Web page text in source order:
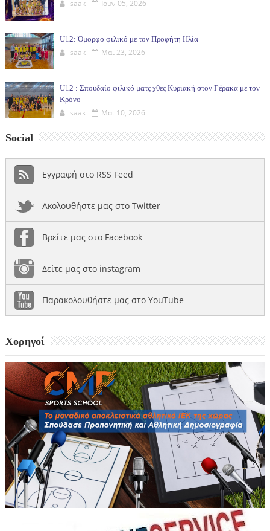
isaak Ιουν 05, 2026
U12: Όμορφο φιλικό με τον Προφήτη Ηλία
isaak Μαι 23, 2026
U12 : Σπουδαίο φιλικό ματς χθες Κυριακή στον Γέρακα με τον
Κρόνο
isaak Μαι 10, 2026
Social
Εγγραφή στο RSS Feed
Ακολουθήστε μας στο Twitter
Βρείτε μας στο Facebook
Δείτε μας στο instagram
Παρακολουθήστε μας στο YouTube
Χορηγοί